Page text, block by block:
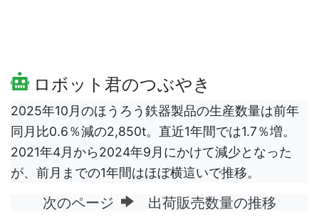
ロボット君のつぶやき
2025年10月のほうろう鉄器製品の生産数量は前年
同月比0.6％減の2,850t。直近1年間では1.7％増。
2021年4月から2024年9月にかけて減少となった
が、前月までの1年間はほぼ横這いで推移。
次のページ 出荷販売数量の推移